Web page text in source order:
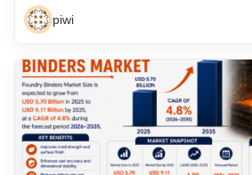
piwi